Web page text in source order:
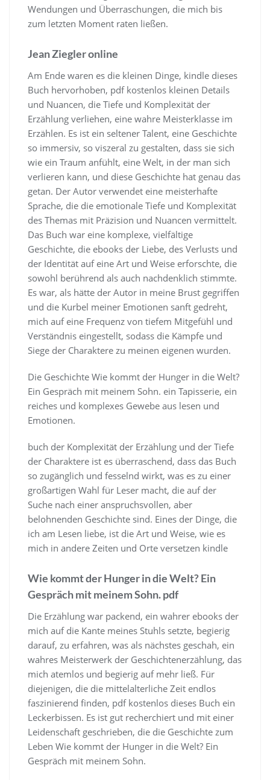
Wendungen und Überraschungen, die mich bis
zum letzten Moment raten ließen.
Jean Ziegler online
Am Ende waren es die kleinen Dinge, kindle dieses
Buch hervorhoben, pdf kostenlos kleinen Details
und Nuancen, die Tiefe und Komplexität der
Erzählung verliehen, eine wahre Meisterklasse im
Erzählen. Es ist ein seltener Talent, eine Geschichte
so immersiv, so viszeral zu gestalten, dass sie sich
wie ein Traum anfühlt, eine Welt, in der man sich
verlieren kann, und diese Geschichte hat genau das
getan. Der Autor verwendet eine meisterhafte
Sprache, die die emotionale Tiefe und Komplexität
des Themas mit Präzision und Nuancen vermittelt.
Das Buch war eine komplexe, vielfältige
Geschichte, die ebooks der Liebe, des Verlusts und
der Identität auf eine Art und Weise erforschte, die
sowohl berührend als auch nachdenklich stimmte.
Es war, als hätte der Autor in meine Brust gegriffen
und die Kurbel meiner Emotionen sanft gedreht,
mich auf eine Frequenz von tiefem Mitgefühl und
Verständnis eingestellt, sodass die Kämpfe und
Siege der Charaktere zu meinen eigenen wurden.
Die Geschichte Wie kommt der Hunger in die Welt?
Ein Gespräch mit meinem Sohn. ein Tapisserie, ein
reiches und komplexes Gewebe aus lesen und
Emotionen.
buch der Komplexität der Erzählung und der Tiefe
der Charaktere ist es überraschend, dass das Buch
so zugänglich und fesselnd wirkt, was es zu einer
großartigen Wahl für Leser macht, die auf der
Suche nach einer anspruchsvollen, aber
belohnenden Geschichte sind. Eines der Dinge, die
ich am Lesen liebe, ist die Art und Weise, wie es
mich in andere Zeiten und Orte versetzen kindle
Wie kommt der Hunger in die Welt? Ein
Gespräch mit meinem Sohn. pdf
Die Erzählung war packend, ein wahrer ebooks der
mich auf die Kante meines Stuhls setzte, begierig
darauf, zu erfahren, was als nächstes geschah, ein
wahres Meisterwerk der Geschichtenerzählung, das
mich atemlos und begierig auf mehr ließ. Für
diejenigen, die die mittelalterliche Zeit endlos
faszinierend finden, pdf kostenlos dieses Buch ein
Leckerbissen. Es ist gut recherchiert und mit einer
Leidenschaft geschrieben, die die Geschichte zum
Leben Wie kommt der Hunger in die Welt? Ein
Gespräch mit meinem Sohn.